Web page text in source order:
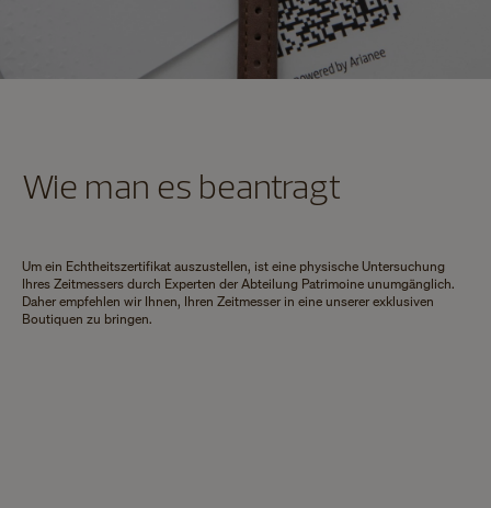
Wie man es beantragt
Um ein Echtheitszertifikat auszustellen, ist eine physische Untersuchung
Ihres Zeitmessers durch Experten der Abteilung Patrimoine unumgänglich.
Daher empfehlen wir Ihnen, Ihren Zeitmesser in eine unserer exklusiven
Boutiquen zu bringen.